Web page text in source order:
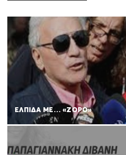
ΕΛΠΙΔΑ ΜΕ… «ΖΟΡΟ»